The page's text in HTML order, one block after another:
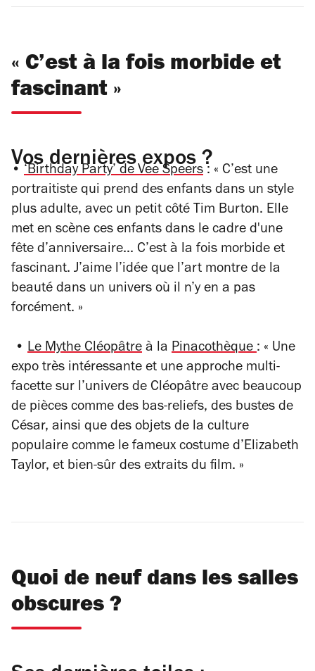
« C’est à la fois morbide et
fascinant »
Vos dernières expos ?
• ‘Birthday Party’ de Vee Speers : « C’est une
portraitiste qui prend des enfants dans un style
plus adulte, avec un petit côté Tim Burton. Elle
met en scène ces enfants dans le cadre d'une
fête d’anniversaire... C’est à la fois morbide et
fascinant. J’aime l’idée que l’art montre de la
beauté dans un univers où il n’y en a pas
forcément. »
• Le Mythe Cléopâtre à la Pinacothèque: « Une
expo très intéressante et une approche multi-
facette sur l’univers de Cléopâtre avec beaucoup
de pièces comme des bas-reliefs, des bustes de
César, ainsi que des objets de la culture
populaire comme le fameux costume d’Elizabeth
Taylor, et bien-sûr des extraits du film. »
Quoi de neuf dans les salles
obscures ?